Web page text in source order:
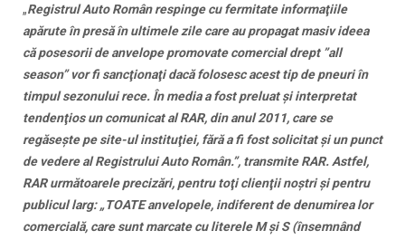
„Registrul Auto Român respinge cu fermitate informaţiile
apărute în presă în ultimele zile care au propagat masiv ideea
că posesorii de anvelope promovate comercial drept ”all
season” vor fi sancţionaţi dacă folosesc acest tip de pneuri în
timpul sezonului rece. În media a fost preluat şi interpretat
tendenţios un comunicat al RAR, din anul 2011, care se
regăseşte pe site-ul instituţiei, fără a fi fost solicitat şi un punct
de vedere al Registrului Auto Român.”, transmite RAR. Astfel,
RAR următoarele precizări, pentru toţi clienţii noştri şi pentru
publicul larg: „TOATE anvelopele, indiferent de denumirea lor
comercială, care sunt marcate cu literele M şi S (însemnând